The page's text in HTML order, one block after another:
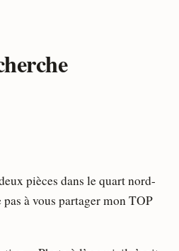
pièces dans le quart nord-
pas à vous partager mon TOP